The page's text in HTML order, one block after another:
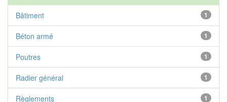
1
Bâtiment
1
Béton armé
1
Poutres
1
Radier général
1
Règlements